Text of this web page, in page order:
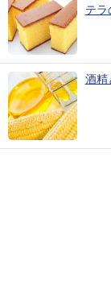
テラ
酒精